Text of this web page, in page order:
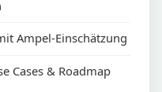
Ampel-Einschätzung
Cases & Roadmap